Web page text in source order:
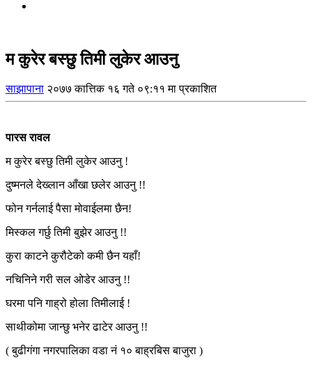
म कुरेर बस्छु तिमी लुकेर आउनु
साझापाना २०७७ कात्तिक १६ गते ०९:११ मा प्रकाशित
पारस रावल
म कुरेर बस्छु तिमी लुकेर आउनु !
दुष्मनले देख्लान आँखा छलेर आउनु !!
फोन गर्नलाई पैसा मोवाईलमा छैन!
मिस्कल गर्छु तिमी बुझेर आउनु !!
कुरा काटने कुरौटेको कमी छैन यहाँ!
नचिनिने गरी सल ओडेर आउनु !!
घरमा पनि गाह्रो होला तिमीलाई !
साथीकोमा जान्छु भनेर ढाटेर आउनु !!
( बुढीगंगा नगरपालिका वडा नं १० बाह्रबिस बाजुरा )